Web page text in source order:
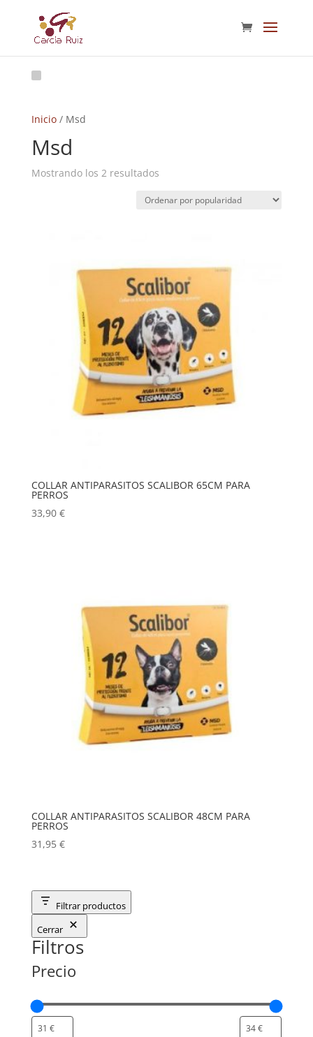
Inicio/ Msd
Msd
Mostrando los 2 resultadosOrdenado
popularidad
COLLAR ANTIPARASITOS SCALIBOR 65CM PARA
PERROS
33,90 €
COLLAR ANTIPARASITOS SCALIBOR 48CM PARA
PERROS
31,95 €
Filtrar productos
Cerrar
Filtros
Precio